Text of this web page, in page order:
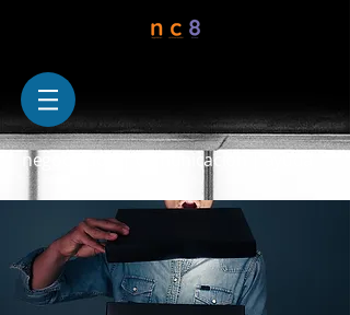
negociación | comunicacion | ayuda